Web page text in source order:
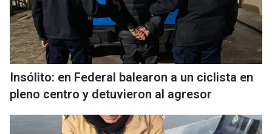
Insólito: en Federal balearon a un ciclista en
pleno centro y detuvieron al agresor